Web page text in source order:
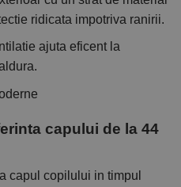
ridicata impotriva ranirii.
ajuta eficent la
capului de la 44
capul copilului in timpul